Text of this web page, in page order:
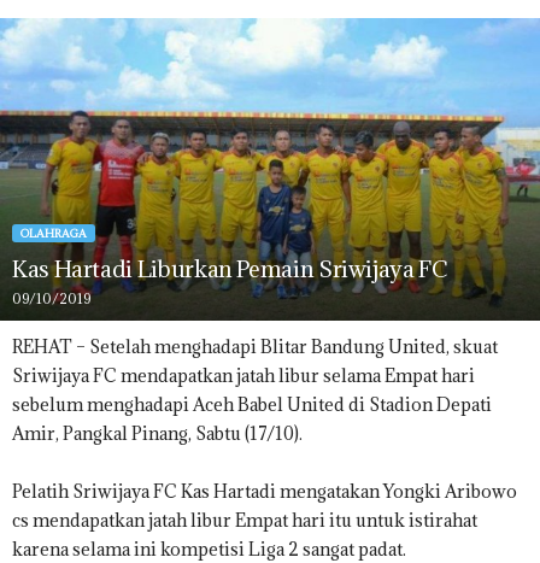
OLAHRAGA
Kas Hartadi Liburkan Pemain Sriwijaya FC
09/10/2019
REHAT – Setelah menghadapi Blitar Bandung United, skuat
Sriwijaya FC mendapatkan jatah libur selama Empat hari
sebelum menghadapi Aceh Babel United di Stadion Depati
Amir, Pangkal Pinang, Sabtu (17/10).
Pelatih Sriwijaya FC Kas Hartadi mengatakan Yongki Aribowo
cs mendapatkan jatah libur Empat hari itu untuk istirahat
karena selama ini kompetisi Liga 2 sangat padat.